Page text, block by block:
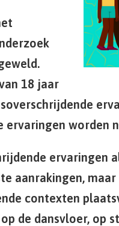
18 jaar
ervaringen worden
ervaringen
aanrakingen,
contexten
de dansvloer, op